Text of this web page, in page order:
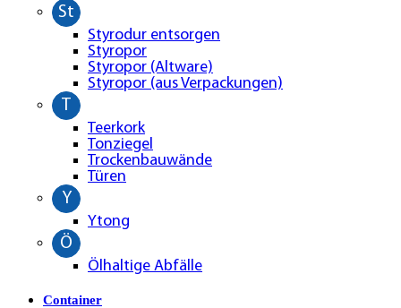
St
Styrodur entsorgen
Styropor
Styropor (Altware)
Styropor (aus Verpackungen)
T
Teerkork
Tonziegel
Trockenbauwände
Türen
Y
Ytong
Ö
Ölhaltige Abfälle
Container